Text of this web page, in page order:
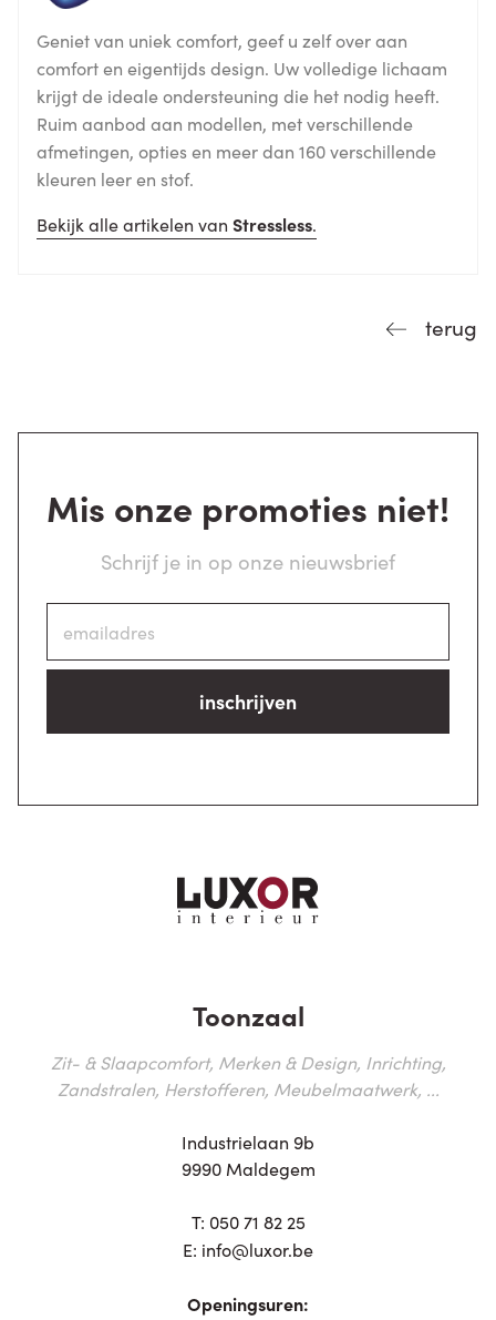
Geniet van uniek comfort, geef u zelf over aan
comfort en eigentijds design. Uw volledige lichaam
krijgt de ideale ondersteuning die het nodig heeft.
Ruim aanbod aan modellen, met verschillende
afmetingen, opties en meer dan 160 verschillende
kleuren leer en stof.
Bekijk alle artikelen van Stressless.
terug
Mis onze promoties niet!
Schrijf je in op onze nieuwsbrief
inschrijven
Toonzaal
Zit- & Slaapcomfort, Merken & Design, Inrichting,
Zandstralen, Herstofferen, Meubelmaatwerk, ...
Industrielaan 9b
9990 Maldegem
T: 050 71 82 25
E: info@luxor.be
Openingsuren: